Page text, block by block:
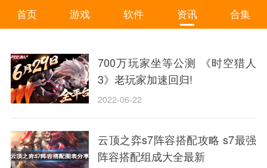
首页 游戏 软件 资讯 合集
700万玩家坐等公测 《时空猎人
3》老玩家加速回归!
2022-06-22
云顶之弈s7阵容搭配攻略 s7最强
阵容搭配组成大全最新